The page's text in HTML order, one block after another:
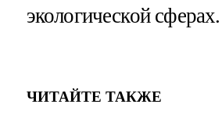
экологической сферах.
ЧИТАЙТЕ ТАКЖЕ